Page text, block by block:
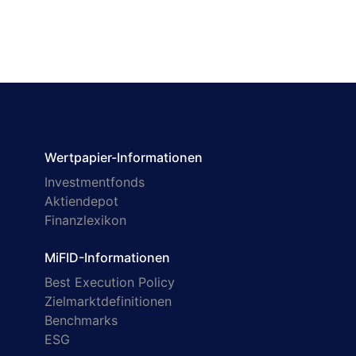
Wertpapier-Informationen
Investmentfonds
Aktiendepot
Finanzlexikon
MiFID-Informationen
Best Execution Policy
Zielmarktdefinitionen
Benchmarks
ESG